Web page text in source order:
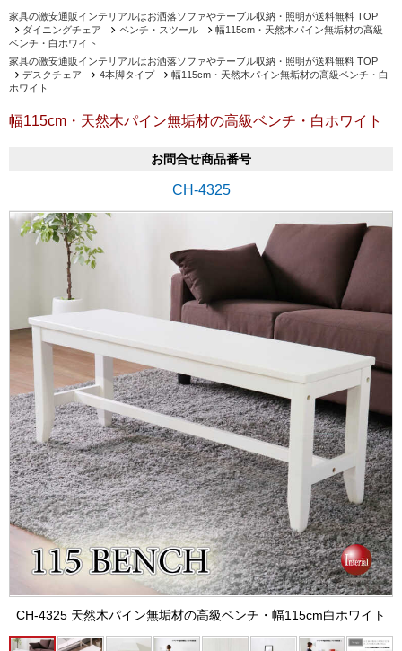
家具の激安通販インテリアルはお洒落ソファやテーブル収納・照明が送料無料 TOP
ダイニングチェア
ベンチ・スツール
幅115cm・天然木パイン無垢材の高級
ベンチ・白ホワイト
家具の激安通販インテリアルはお洒落ソファやテーブル収納・照明が送料無料 TOP
デスクチェア
4本脚タイプ
幅115cm・天然木パイン無垢材の高級ベンチ・白
ホワイト
幅115cm・天然木パイン無垢材の高級ベンチ・白ホワイト
お問合せ商品番号
CH-4325
CH-4325 天然木パイン無垢材の高級ベンチ・幅115cm白ホワイト